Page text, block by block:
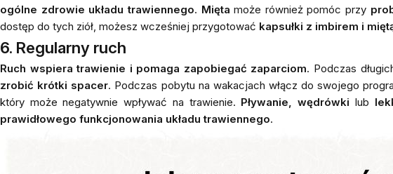
ogólne zdrowie układu trawiennego. Mięta może również pomóc przy
dostęp do tych ziół, możesz wcześniej przygotować kapsułki z imbirem i
6. Regularny ruch
Ruch wspiera trawienie i pomaga zapobiegać zaparciom. Podczas
zrobić krótki spacer. Podczas pobytu na wakacjach włącz do swojego
który może negatywnie wpływać na trawienie. Pływanie, wędrówki lub
prawidłowego funkcjonowania układu trawiennego.